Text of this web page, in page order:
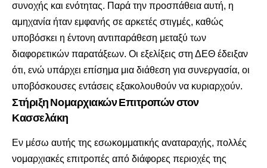
συνοχής και ενότητας. Παρά την προσπάθεια αυτή, η
αμηχανία ήταν εμφανής σε αρκετές στιγμές, καθώς
υποβόσκει η έντονη αντιπαράθεση μεταξύ των
διαφορετικών παρατάξεων. Οι εξελίξεις στη ΔΕΘ έδειξαν
ότι, ενώ υπάρχει επίσημα μια διάθεση για συνεργασία, οι
υποβόσκουσες εντάσεις εξακολουθούν να κυριαρχούν.
Στήριξη Νομαρχιακών Επιτροπών στον
Κασσελάκη
Εν μέσω αυτής της εσωκομματικής αναταραχής, πολλές
νομαρχιακές επιτροπές από διάφορες περιοχές της